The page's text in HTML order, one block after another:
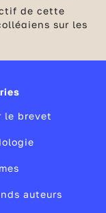
de cette
sur les
et les défis
le brevet
auteurs